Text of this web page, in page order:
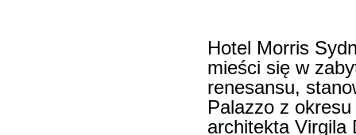
Hotel Morris
mieści się w
renesansu,
Palazzo z
architekta Virgila